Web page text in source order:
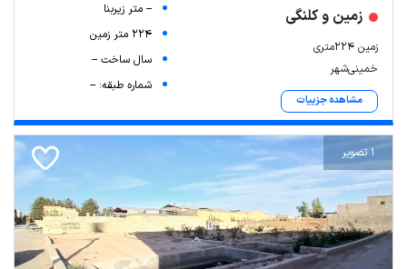
زمین و کلنگی
زمین 224متری
خمینی‌شهر
مشاهده جزییات
-- متر زیربنا
224 متر زمین
سال ساخت --
شماره طبقه: --
1 تصویر